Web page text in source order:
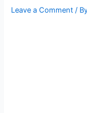
Leave a Comment /